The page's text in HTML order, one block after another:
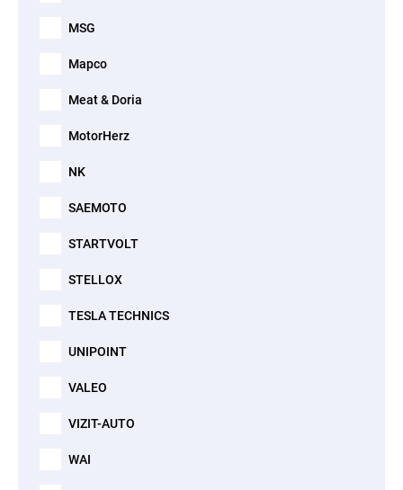
MSG
Mapco
Meat & Doria
MotorHerz
NK
SAEMOTO
STARTVOLT
STELLOX
TESLA TECHNICS
UNIPOINT
VALEO
VIZIT-AUTO
WAI